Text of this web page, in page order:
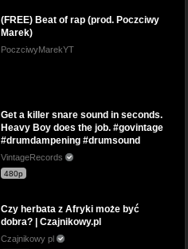
(FREE) Beat of rap (prod. Poczciwy
Marek)
PoczciwyMarekYT
Get a killer snare sound in seconds.
Heavy Boy does the job. #govintage
#drumdampening #drumsound
VintageRecords
480p
Czy herbata z Afryki może być
dobra? | Czajnikowy.pl
Czajnikowy pl